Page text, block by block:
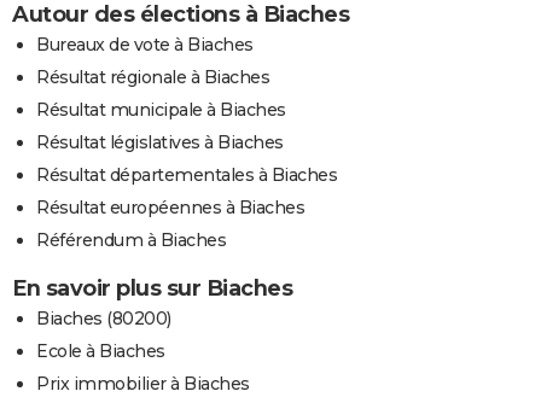
Autour des élections à Biaches
Bureaux de vote à Biaches
Résultat régionale à Biaches
Résultat municipale à Biaches
Résultat législatives à Biaches
Résultat départementales à Biaches
Résultat européennes à Biaches
Référendum à Biaches
En savoir plus sur Biaches
Biaches (80200)
Ecole à Biaches
Prix immobilier à Biaches